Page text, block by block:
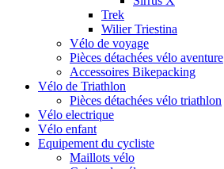
Trek
Wilier Triestina
Vélo de voyage
Pièces détachées vélo aventure
Accessoires Bikepacking
Vélo de Triathlon
Pièces détachées vélo triathlon
Vélo electrique
Vélo enfant
Equipement du cycliste
Maillots vélo